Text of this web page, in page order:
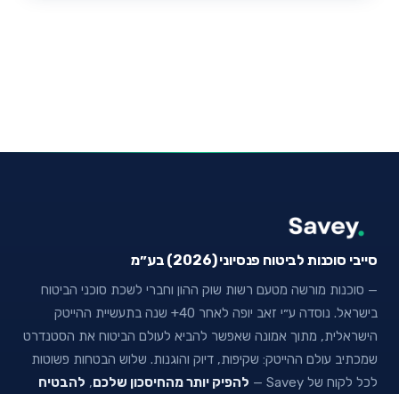
סייבי סוכנות לביטוח פנסיוני (2026) בע״מ
— סוכנות מורשה מטעם רשות שוק ההון וחברי לשכת סוכני הביטוח
בישראל. נוסדה ע״י זאב יופה לאחר 40+ שנה בתעשיית ההייטק
הישראלית, מתוך אמונה שאפשר להביא לעולם הביטוח את הסטנדרט
שמכתיב עולם ההייטק: שקיפות, דיוק והוגנות. שלוש הבטחות פשוטות
לכל לקוח של Savey —
להפיק יותר מהחיסכון שלכם, להבטיח